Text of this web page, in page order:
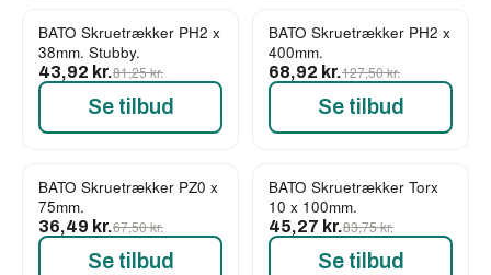
-46%
BATO Skruetrækker PH2 x
38mm. Stubby.
43,92 kr.81,25 kr.
Se tilbud
-46%
BATO Skruetrækker PH2 x
400mm.
68,92 kr.127,50 kr.
Se tilbud
-46%
BATO Skruetrækker PZ0 x
75mm.
36,49 kr.67,50 kr.
Se tilbud
-46%
BATO Skruetrækker Torx
10 x 100mm.
45,27 kr.83,75 kr.
Se tilbud